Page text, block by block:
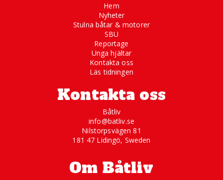
Hem
Nyheter
Stulna båtar & motorer
SBU
Reportage
Unga hjältar
Kontakta oss
Läs tidningen
Kontakta oss
Båtliv
info@batliv.se
Nilstorpsvägen 81
181 47 Lidingö, Sweden
Om Båtliv